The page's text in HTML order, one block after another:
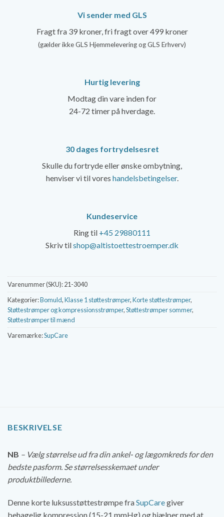
Vi sender med GLS
Fragt fra 39 kroner, fri fragt over 499 kroner
(gælder ikke GLS Hjemmelevering og GLS Erhverv)
Hurtig levering
Modtag din vare inden for
24-72 timer på hverdage.
30 dages fortrydelsesret
Skulle du fortryde eller ønske ombytning,
henviser vi til vores handelsbetingelser.
Kundeservice
Ring til +45 29880111
Skriv tilshop@altistoettestroemper.dk
Varenummer (SKU):21-3040
Kategorier:Bomuld,Klasse 1 støttestrømper,Korte støttestrømper,
Støttestrømper og kompressionsstrømper,Støttestrømper sommer,
Støttestrømper til mænd
Varemærke:SupCare
BESKRIVELSE
NB – Vælg størrelse ud fra din ankel- og lægomkreds for den
bedste pasform. Se størrelsesskemaet under
produktbillederne.
Denne korte luksusstøttestrømpe fraSupCaregiver
behagelig kompression (15-21 mmHg) og hjælper med at